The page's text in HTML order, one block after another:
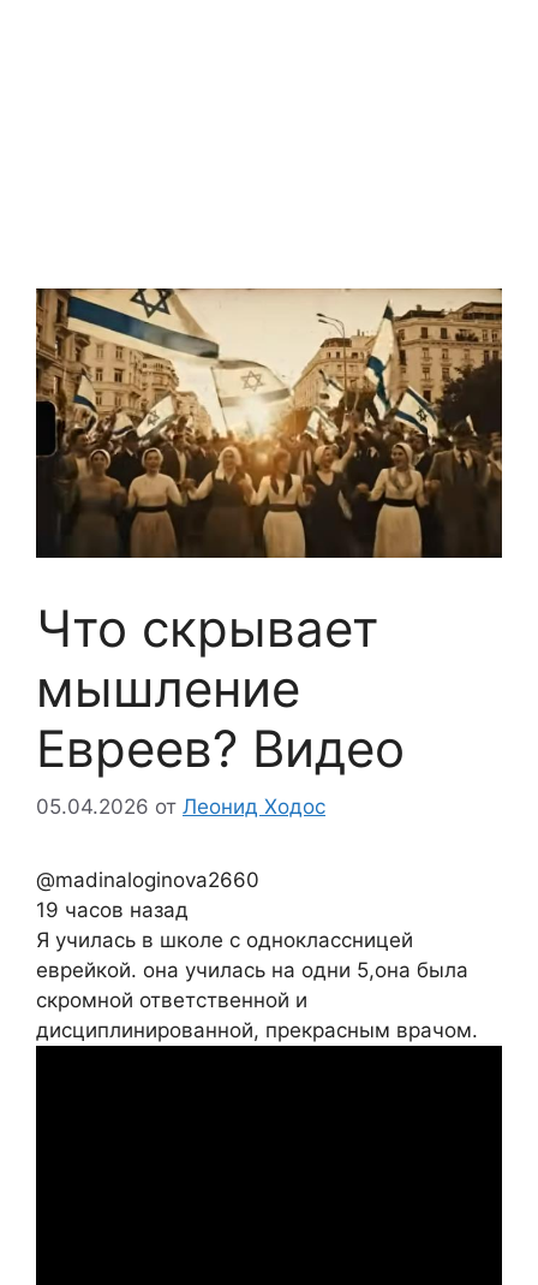
Что скрывает
мышление
Евреев? Видео
05.04.2026 от Леонид Ходос
@madinaloginova2660
19 часов назад
Я училась в школе с одноклассницей
еврейкой. она училась на одни 5,она была
скромной ответственной и
дисциплинированной, прекрасным врачом.